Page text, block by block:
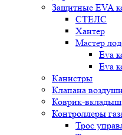
Защитные EVA
СТЕЛС
Хантер
Мастер
Eva
Eva
Канистры
Клапана
Коврик-вкладыш
Контроллеры
Трос